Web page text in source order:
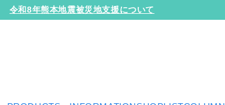
令和8年熊本地震被災地支援について